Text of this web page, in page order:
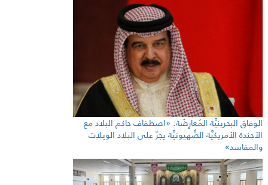
الوفاق البحرينيَّة المُعارِضَة: «اصطفاف حاكم البلاد مع
الأجندة الأمريكيَّة الصُّهيونيَّة يجرّ على البلاد الويلات
والمفاسد»